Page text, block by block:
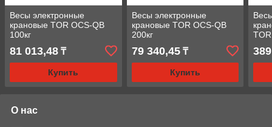
Весы электронные
крановые TOR OCS-QB
100кг
81 013,48 ₸
Купить
Весы электронные
крановые TOR OCS-QB
200кг
79 340,45₸
Купить
О нас